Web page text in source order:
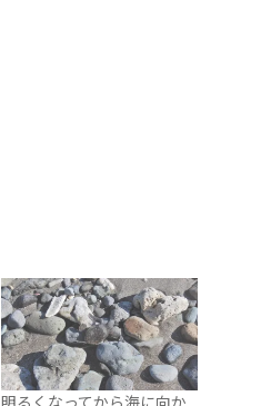
明るくなってから海に向か